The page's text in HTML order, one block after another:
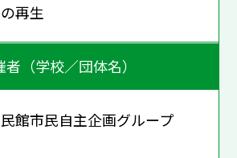
再生
者（学校／団体名）
館市民自主企画グループ